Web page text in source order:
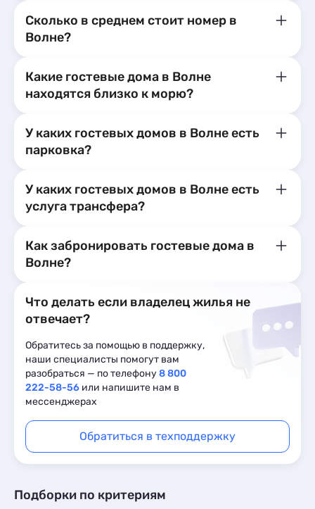
Сколько в среднем стоит номер в
Волне?
Какие гостевые дома в Волне
находятся близко к морю?
У каких гостевых домов в Волне есть
парковка?
У каких гостевых домов в Волне есть
услуга трансфера?
Как забронировать гостевые дома в
Волне?
Что делать если владелец жилья не
отвечает?
Обратитесь за помощью в поддержку,
наши специалисты помогут вам
разобраться — по телефону8 800
222-58-56 или напишите нам в
мессенджерах
Обратиться в техподдержку
Подборки по критериям